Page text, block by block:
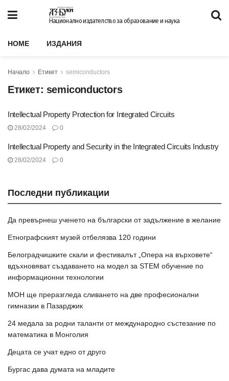
Национално издателство за образование и наука
HOME ИЗДАНИЯ
Начало Етикет semiconductors
Етикет: semiconductors
Intellectual Property Protection for Integrated Circuits
28/02/2024 0
Intellectual Property and Security in the Integrated Circuits Industry
28/02/2024 0
Последни публикации
Да превърнеш ученето на български от задължение в желание
Етнографският музей отбелязва 120 години
Белоградчишките скали и фестивалът „Опера на върховете“
вдъхновяват създаването на модел за STEM обучение по
информационни технологии
МОН ще преразгледа сливането на две професионални
гимназии в Пазарджик
24 медала за родни таланти от международно състезание по
математика в Монголия
Децата се учат едно от друго
Бургас дава думата на младите